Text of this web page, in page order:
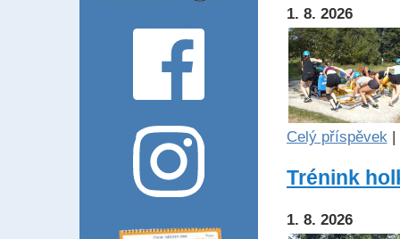
1. 8. 2026
Celý příspěvek |
Trénink
1. 8. 2026